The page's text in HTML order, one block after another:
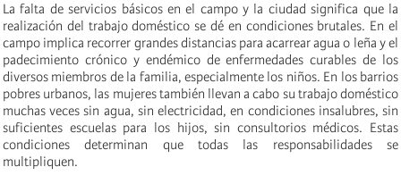
La falta de servicios básicos en el campo y la ciudad significa que la
realización del trabajo doméstico se dé en condiciones brutales. En el
campo implica recorrer grandes distancias para acarrear agua o leña y el
padecimiento crónico y endémico de enfermedades curables de los
diversos miembros de la familia, especialmente los niños. En los barrios
pobres urbanos, las mujeres también llevan a cabo su trabajo doméstico
muchas veces sin agua, sin electricidad, en condiciones insalubres, sin
suficientes escuelas para los hijos, sin consultorios médicos. Estas
condiciones determinan que todas las responsabilidades se
multipliquen.